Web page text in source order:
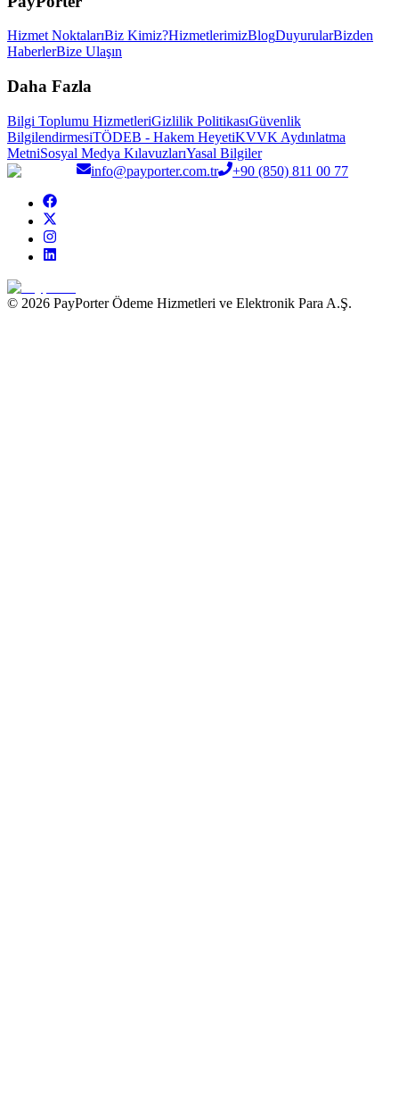
Hizmet NoktalarıBiz Kimiz?HizmetlerimizBlogDuyurularBizden
HaberlerBize Ulaşın
Daha Fazla
Bilgi Toplumu HizmetleriGizlilik PolitikasıGüvenlik
BilgilendirmesiTÖDEB - Hakem HeyetiKVVK Aydınlatma
MetniSosyal Medya KılavuzlarıYasal Bilgiler
info@payporter.com.tr
+90 (850) 811 00 77
© 2026 PayPorter Ödeme Hizmetleri ve Elektronik Para A.Ş.